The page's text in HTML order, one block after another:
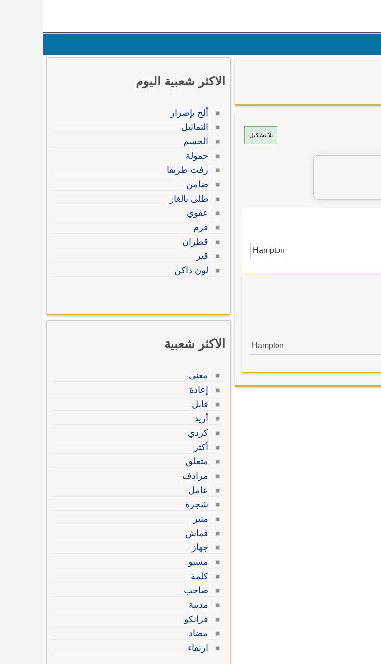
بلا تشكيل
Hampton
Hampton
الاكثر شعبية اليوم
ألح بإصرار
التماثيل
الحسم
حمولة
زفت طريقا
ضامن
طلى بالغار
عفوي
فرم
قطران
قير
لون داكن
الاكثر شعبية
معنى
إعادة
قابل
أريد
كردي
أكثر
متعلق
مرادف
عامل
شجرة
مثير
قماش
جهاز
مسيو
كلمة
صاحب
مدينة
فرانكو
مضاد
ارتقاء